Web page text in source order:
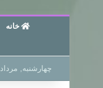
خانه
چهارشنبه, مرداد ۱۴ ۱۴۰۵